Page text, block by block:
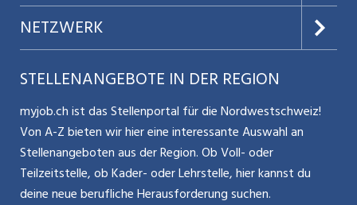
Datenschutz
Nutzungsbedingungen
Glossar
Kontakt
Impressum
Jobs verwalten
Benutzermanual
Bewerber-Cockpit
Teilzeit / Flexible Arbeitsmodelle
Mitarbeiter 50+ / Pensionierung
Karriere allgemein
NETZWERK
Aargauerzeitung.ch
CH Media
ostjob.ch
zentraljob.ch
STELLENANGEBOTE IN DER REGION
myjob.ch ist das Stellenportal für die Nordwestschweiz!
Von A-Z bieten wir hier eine interessante Auswahl an
Stellenangeboten aus der Region. Ob Voll- oder
Teilzeitstelle, ob Kader- oder Lehrstelle, hier kannst du
deine neue berufliche Herausforderung suchen.